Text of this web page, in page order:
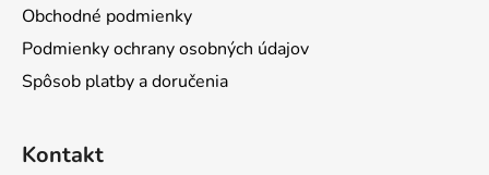
Obchodné podmienky
Podmienky ochrany osobných údajov
Spôsob platby a doručenia
Kontakt